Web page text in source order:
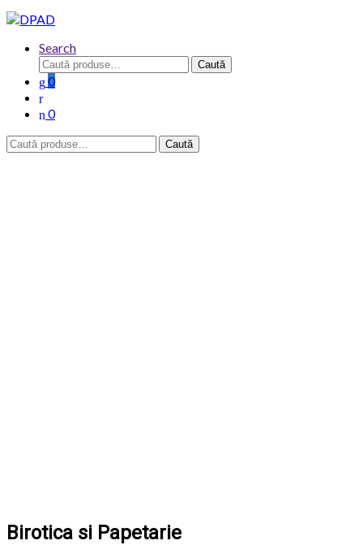
Search
Caută
după:
Caută
0
0
Caută
după:
Caută
Birotica si Papetarie